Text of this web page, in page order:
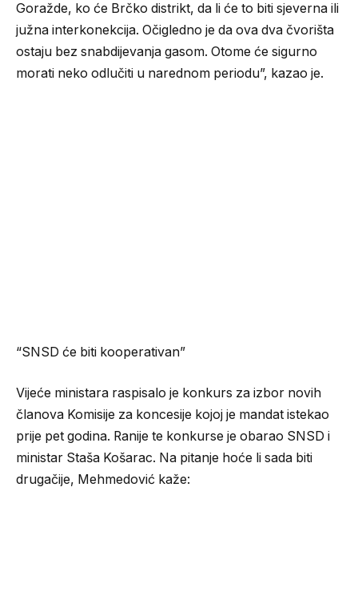
Goražde, ko će Brčko distrikt, da li će to biti sjeverna ili
južna interkonekcija. Očigledno je da ova dva čvorišta
ostaju bez snabdijevanja gasom. Otome će sigurno
morati neko odlučiti u narednom periodu”, kazao je.
“SNSD će biti kooperativan”
Vijeće ministara raspisalo je konkurs za izbor novih
članova Komisije za koncesije kojoj je mandat istekao
prije pet godina. Ranije te konkurse je obarao SNSD i
ministar Staša Košarac. Na pitanje hoće li sada biti
drugačije, Mehmedović kaže: